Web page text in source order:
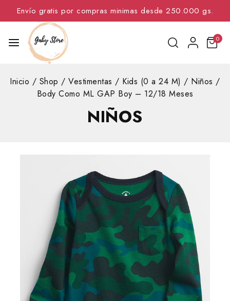
Envío gratis por compras minimas desde 250.000 gs.
0
Inicio / Shop / Vestimentas / Kids (0 a 24 M) / Niños /
Body Como ML GAP Boy – 12/18 Meses
NIÑOS